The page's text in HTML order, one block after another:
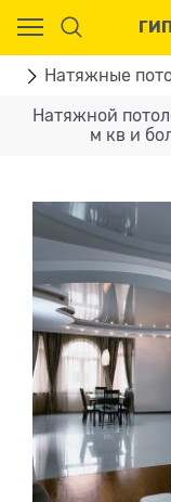
Натяжные
Натяжной
м кв и
Ваш город -
угадали?
ДА НЕТ